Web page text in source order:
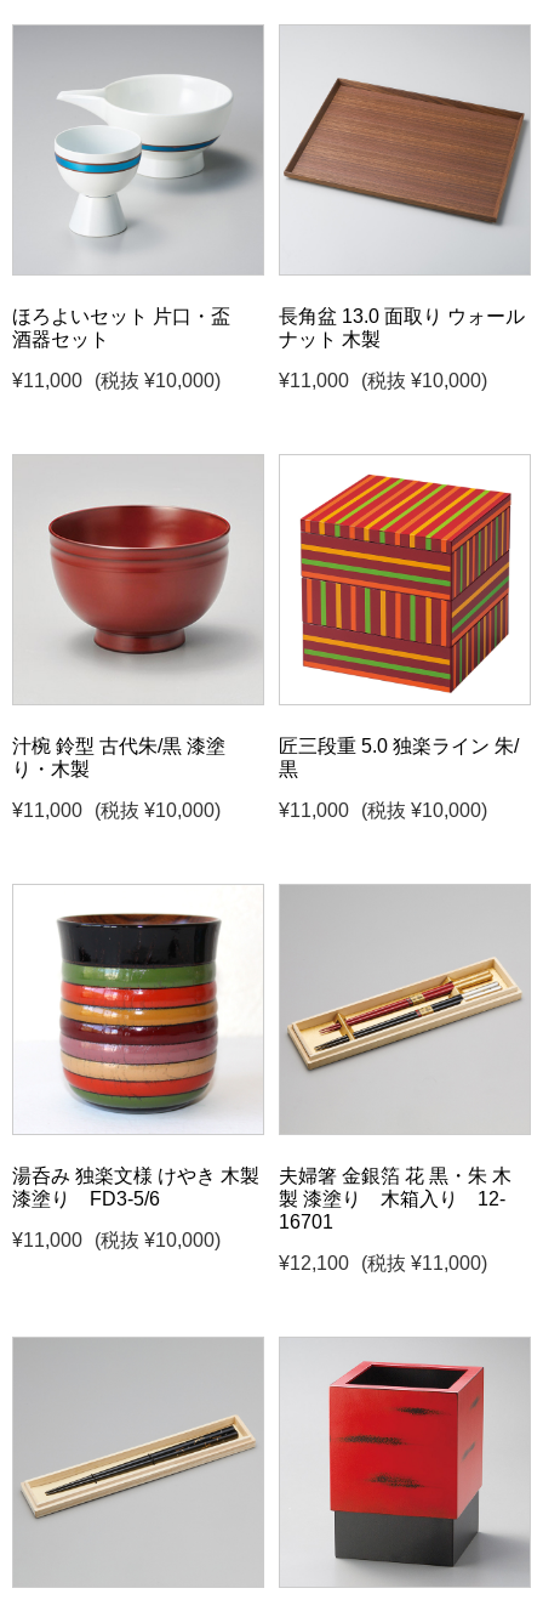
ほろよいセット 片口・盃
酒器セット
¥11,000
(税抜 ¥10,000)
長角盆 13.0 面取り ウォール
ナット 木製
¥11,000
(税抜 ¥10,000)
汁椀 鈴型 古代朱/黒 漆塗
り・木製
¥11,000
(税抜 ¥10,000)
匠三段重 5.0 独楽ライン 朱/
黒
¥11,000
(税抜 ¥10,000)
湯呑み 独楽文様 けやき 木製
漆塗り FD3-5/6
¥11,000
(税抜 ¥10,000)
夫婦箸 金銀箔 花 黒・朱 木
製 漆塗り 木箱入り 12-
16701
¥12,100
(税抜 ¥11,000)